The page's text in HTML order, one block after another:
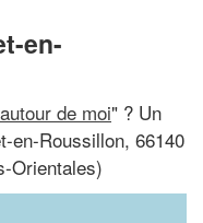
en-
de moi" ? Un
en-Roussillon, 66140
Orientales)